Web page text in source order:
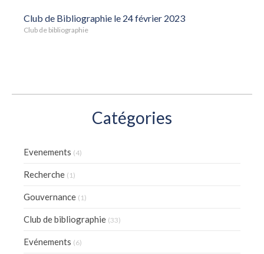
Club de Bibliographie le 24 février 2023
Club de bibliographie
Catégories
Evenements (4)
Recherche (1)
Gouvernance (1)
Club de bibliographie (33)
Evénements (6)